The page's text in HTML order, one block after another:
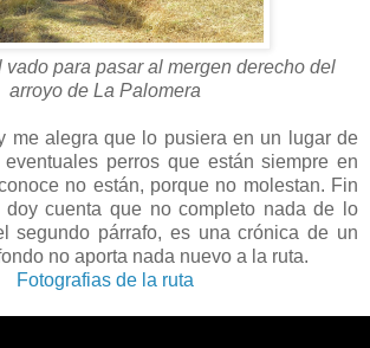
vado para pasar al mergen derecho del
arroyo de La Palomera
me alegra que lo pusiera en un lugar de
eventuales perros que están siempre en
no están, porque no molestan. Fin
doy cuenta que no completo nada de lo
segundo párrafo, es una crónica de un
no aporta nada nuevo a la ruta.
Fotografias de la ruta